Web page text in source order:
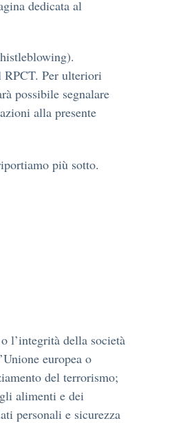
dedicata al
RPCT. Per ulteriori
possibile segnalare
alla presente
più sotto.
l’integrità della società
europea o
del terrorismo;
alimenti e dei
personali e sicurezza